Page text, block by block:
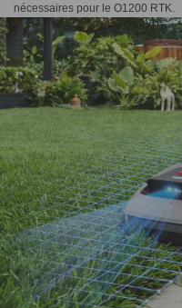
nécessaires pour le O1200 RTK.